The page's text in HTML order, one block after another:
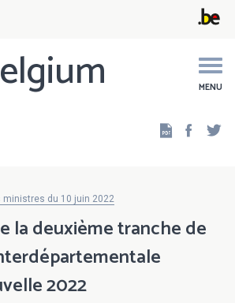
MENU
ministres du 10 juin 2022
la deuxième tranche de
2022